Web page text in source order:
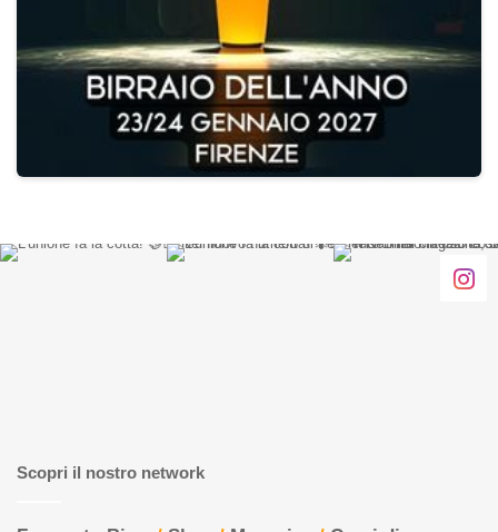
Scopri il nostro network